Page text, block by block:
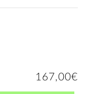
167,00€